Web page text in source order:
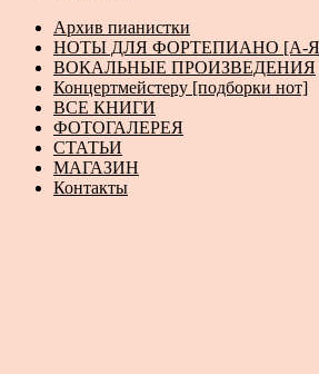
Архив пианистки
НОТЫ ДЛЯ ФОРТЕПИАНО [А-
ВОКАЛЬНЫЕ ПРОИЗВЕДЕНИЯ
Концертмейстеру [подборки нот]
ВСЕ КНИГИ
ФОТОГАЛЕРЕЯ
СТАТЬИ
МАГАЗИН
Контакты